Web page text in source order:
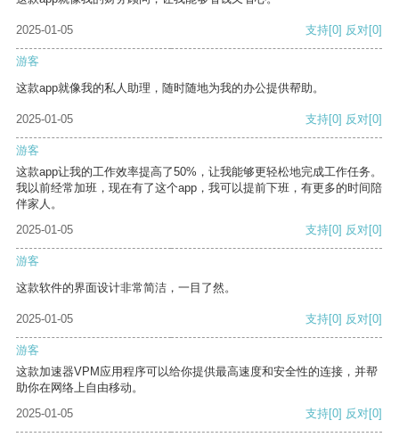
2025-01-05 支持[0] 反对[0]
游客
这款app就像我的私人助理，随时随地为我的办公提供帮助。
2025-01-05 支持[0] 反对[0]
游客
这款app让我的工作效率提高了50%，让我能够更轻松地完成工作任务。
我以前经常加班，现在有了这个app，我可以提前下班，有更多的时间陪
伴家人。
2025-01-05
支持[0] 反对[0]
游客
这款软件的界面设计非常简洁，一目了然。
2025-01-05 支持[0] 反对[0]
游客
这款加速器VPM应用程序可以给你提供最高速度和安全性的连接，并帮
助你在网络上自由移动。
2025-01-05
支持[0] 反对[0]